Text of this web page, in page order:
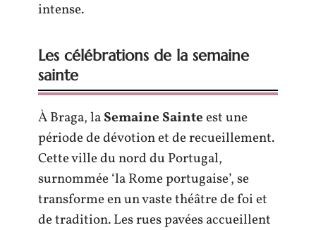
intense.
Les célébrations de la semaine
sainte
À Braga, laSemaine Sainteest une
période de dévotion et de recueillement.
Cette ville du nord du Portugal,
surnommée ‘la Rome portugaise’, se
transforme en un vaste théâtre de foi et
de tradition. Les rues pavées accueillent